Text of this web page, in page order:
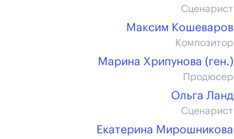
Сценарист
Максим Кошеваров
Композитор
Марина Хрипунова (ген.)
Продюсер
Ольга Ланд
Сценарист
Екатерина Мирошникова